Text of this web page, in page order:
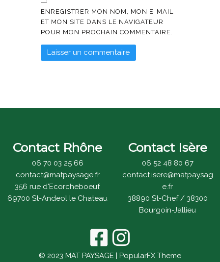
ENREGISTRER MON NOM, MON E-MAIL
ET MON SITE DANS LE NAVIGATEUR
POUR MON PROCHAIN COMMENTAIRE.
Contact Rhône
06 70 03 25 66
​contact@matpaysage.fr
​356 rue d'Ecorcheboeuf,
69700 St-Andeol le Chateau
Contact Isère
06 52 48 80 67
contact.isere@matpaysag
e.fr
38890 St-Chef / 38300
Bourgoin-Jallieu
© 2023 MAT PAYSAGE | PopularFX Theme